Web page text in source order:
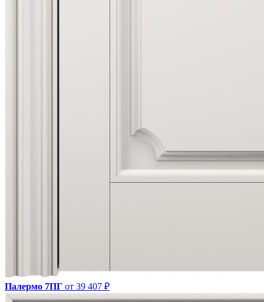
Палермо 7ПГ от 39 407 ₽